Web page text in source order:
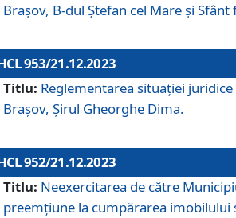
Brașov, B-dul Ștefan cel Mare și
953/21.12.2023
Titlu: Reglementarea situației
Brașov, Șirul Gheorghe Dima.
952/21.12.2023
Titlu: Neexercitarea de către
preemțiune la cumpărarea imobilului